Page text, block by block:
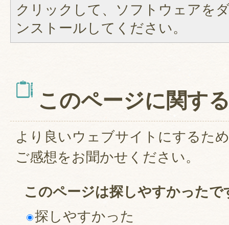
クリックして、ソフトウェアを
ンストールしてください。
このページに関す
より良いウェブサイトにするた
ご感想をお聞かせください。
このページは探しやすかったで
探しやすかった